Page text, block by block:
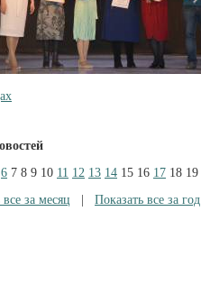
6 7 8 9 10 11 12 13 14 15 16 17 18 19
за месяц
Показать все за год